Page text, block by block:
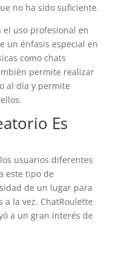
no ha sido suficiente.
el uso profesional en
un énfasis especial en
como chats
permite realizar
al día y permite
Es
usuarios diferentes
este tipo de
de un lugar para
la vez. ChatRoulette
a un gran interés de